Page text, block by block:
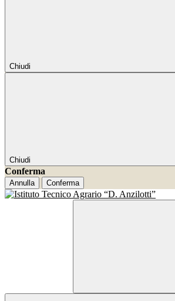
Chiudi
Chiudi
Conferma
Annulla Conferma